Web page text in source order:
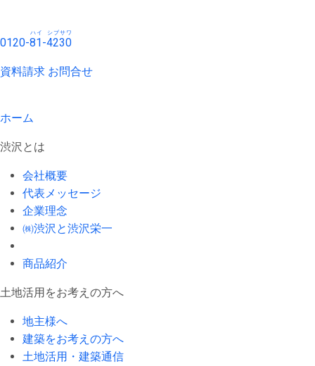
0120-81
ハイ
-4230
シブサワ
資料請求 お問合せ
ホーム
渋沢とは
会社概要
代表メッセージ
企業理念
㈱渋沢と渋沢栄一
商品紹介
土地活用をお考えの方へ
地主様へ
建築をお考えの方へ
土地活用・建築通信